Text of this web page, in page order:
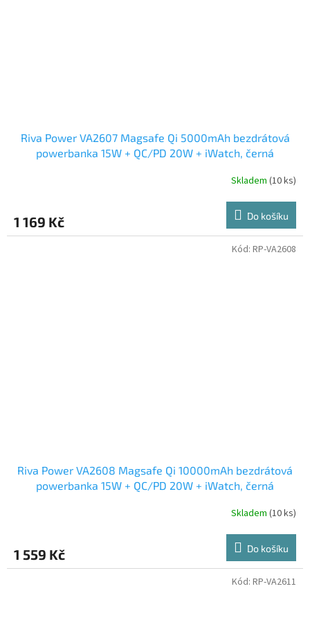
Riva Power VA2607 Magsafe Qi 5000mAh bezdrátová
powerbanka 15W + QC/PD 20W + iWatch, černá
Skladem (10 ks)
1 169 Kč Do košíku
Riva Power VA2608 Magsafe Qi 10000mAh bezdrátová
powerbanka 15W + QC/PD 20W + iWatch, černá
Skladem (10 ks)
1 559 Kč Do košíku
Kód: RP-VA2608
Kód: RP-VA2611